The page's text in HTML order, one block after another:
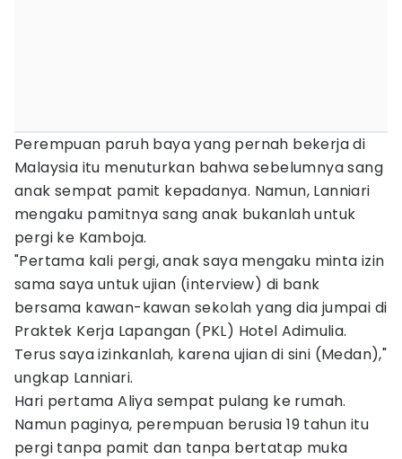
Perempuan paruh baya yang pernah bekerja di
Malaysia itu menuturkan bahwa sebelumnya sang
anak sempat pamit kepadanya. Namun, Lanniari
mengaku pamitnya sang anak bukanlah untuk
pergi ke Kamboja.
"Pertama kali pergi, anak saya mengaku minta izin
sama saya untuk ujian (interview) di bank
bersama kawan-kawan sekolah yang dia jumpai di
Praktek Kerja Lapangan (PKL) Hotel Adimulia.
Terus saya izinkanlah, karena ujian di sini (Medan),"
ungkap Lanniari.
Hari pertama Aliya sempat pulang ke rumah.
Namun paginya, perempuan berusia 19 tahun itu
pergi tanpa pamit dan tanpa bertatap muka